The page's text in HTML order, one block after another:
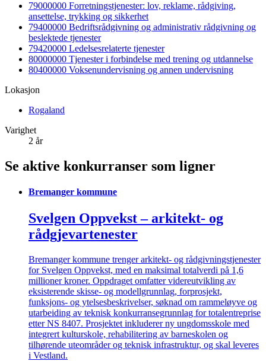
79000000 Forretningstjenester: lov, reklame, rådgiving,
ansettelse, trykking og sikkerhet
79400000 Bedriftsrådgivning og administrativ rådgivning og
beslektede tjenester
79420000 Ledelsesrelaterte tjenester
80000000 Tjenester i forbindelse med trening og utdannelse
80400000 Voksenundervisning og annen undervisning
Lokasjon
Rogaland
Varighet
2 år
Se aktive konkurranser som ligner
Bremanger kommune
Svelgen Oppvekst – arkitekt- og
rådgjevartenester
Bremanger kommune trenger arkitekt- og rådgivningstjenester
for Svelgen Oppvekst, med en maksimal totalverdi på 1,6
millioner kroner. Oppdraget omfatter videreutvikling av
eksisterende skisse- og modellgrunnlag, forprosjekt,
funksjons- og ytelsesbeskrivelser, søknad om rammeløyve og
utarbeiding av teknisk konkurransegrunnlag for totalentreprise
etter NS 8407. Prosjektet inkluderer ny ungdomsskole med
integrert kulturskole, rehabilitering av barneskolen og
tilhørende uteområder og teknisk infrastruktur, og skal leveres
i Vestland.